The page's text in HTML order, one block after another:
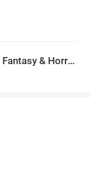
uma forte
Academy of Science Fiction, Fantasy & Horror Films, USA